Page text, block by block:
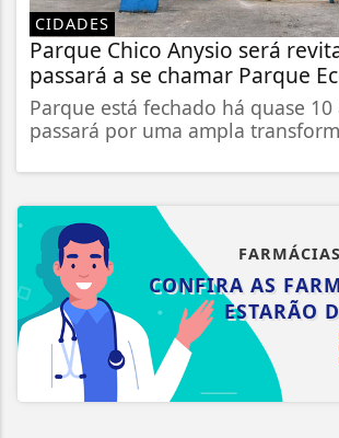
CIDADES
Parque Chico Anysio será
passará a se chamar Parque
Parque está fechado há quase 10
passará por uma ampla
CONFIRA AS
ESTARÃO